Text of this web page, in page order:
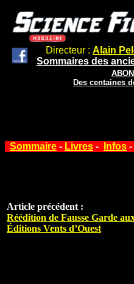
Directeur : Alain
Sommaires des
Des centaines
Sommaire - Livres - Infos
Article précédent :
Réédition de Fausse Garde
Éditions Vents d’Ouest